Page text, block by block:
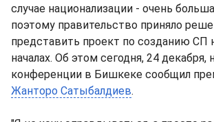
случае национализации - очень
поэтому правительство приняло
представить проект по созданию СП
началах. Об этом сегодня, 24 декабря,
конференции в Бишкеке сообщил
Жанторо Сатыбалдиев.